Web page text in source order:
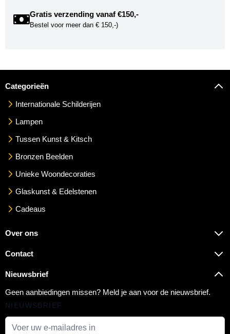
Gratis verzending vanaf €150,-
Bestel voor meer dan € 150,-)
Categorieën
Internationale Schilderijen
Lampen
Tussen Kunst & Kitsch
Bronzen Beelden
Unieke Woondecoraties
Glaskunst & Edelstenen
Cadeaus
Over ons
Contact
Nieuwsbrief
Geen aanbiedingen missen? Meld je aan voor de nieuwsbrief.
NIEUWSBRIEF